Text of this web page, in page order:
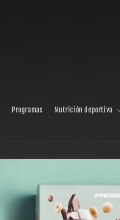
Programas Nutrición deportiva